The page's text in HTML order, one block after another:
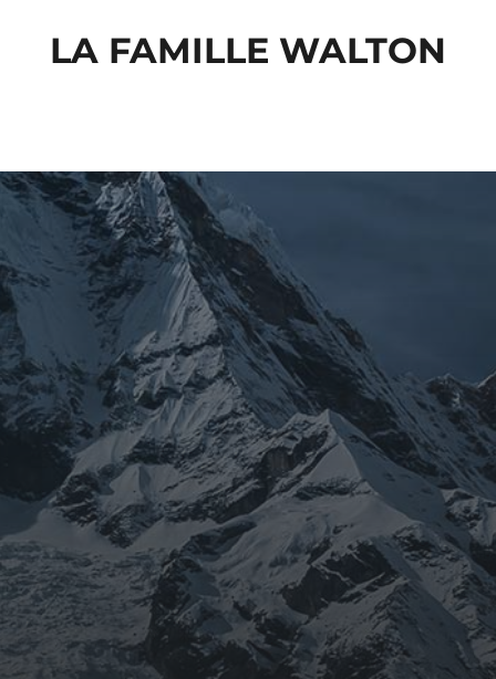
LA FAMILLE WALTON
ARCHIVES
mars 2026
février 2026
décembre 2025
septembre 2024
août 2024
CATÉGORIES
Conférences
conférences échecs
Echecs